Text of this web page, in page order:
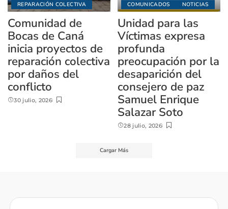
REPARACIÓN COLECTIVA
Comunidad de
Bocas de Caná
inicia proyectos de
reparación colectiva
por daños del
conflicto
30 julio, 2026
COMUNICADOS NOTICIAS
Unidad para las
Víctimas expresa
profunda
preocupación por la
desaparición del
consejero de paz
Samuel Enrique
Salazar Soto
28 julio, 2026
Cargar Más